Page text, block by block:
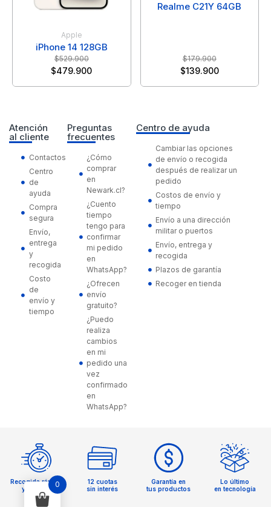
Apple
iPhone 14 128GB
$529.900
$479.900
Realme C21Y 64GB
$179.900
$139.900
Atención
al cliente
Contactos
Centro
de
ayuda
Compra
segura
Envío,
entrega
y
recogida
Costo
de
envío y
tiempo
Preguntas
frecuentes
¿Cómo
comprar
en
Newark.cl?
¿Cuento
tiempo
tengo para
confirmar
mi pedido
en
WhatsApp?
¿Ofrecen
envío
gratuito?
¿Puedo
realiza
cambios
en mi
pedido una
vez
confirmado
en
WhatsApp?
Centro de ayuda
Cambiar las opciones
de envío o recogida
después de realizar un
pedido
Costos de envío y
tiempo
Envío a una dirección
militar o puertos
Envío, entrega y
recogida
Plazos de garantía
Recoger en tienda
Recogida rápida
y sencilla
12 cuotas
sin interés
Garantía en
tus productos
Lo último
en tecnología
0